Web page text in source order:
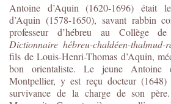
Antoine d’Aquin (1620-1696) était
d’Aquin (1578-1650), savant rabbin
professeur d’hébreu au Collège
Dictionnaire hébreu-chaldéen-thalmud-
fils de Louis-Henri-Thomas d’Aquin,
bon orientaliste. Le jeune Antoine
Montpellier, y est reçu docteur
survivance de la charge de son